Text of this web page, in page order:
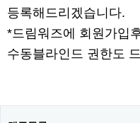
등록해드리겠습니다.
*드림워즈에 회원가입
수동블라인드 권한도